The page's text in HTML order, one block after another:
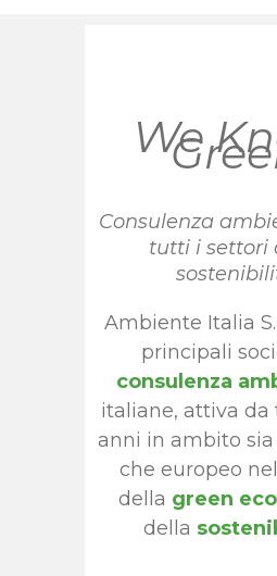
We
Consulenza
tutti i settori
Ambiente Italia
principali
consulenza
italiane, attiva da
anni in ambito
che europeo
della green
della